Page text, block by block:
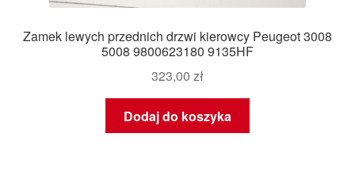
Zamek lewych przednich drzwi kierowcy Peugeot 3008
5008 9800623180 9135HF
323,00 zł
Dodaj do koszyka